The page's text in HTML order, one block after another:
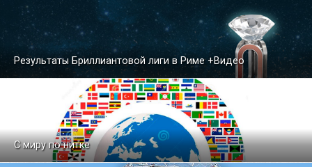
Результаты Бриллиантовой лиги в Риме +Видео
С миру по нитке